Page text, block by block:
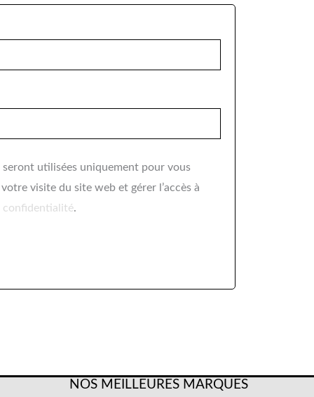
seront utilisées uniquement pour vous
visite du site web et gérer l’accès à
confidentialité.
NOS MEILLEURES MARQUES